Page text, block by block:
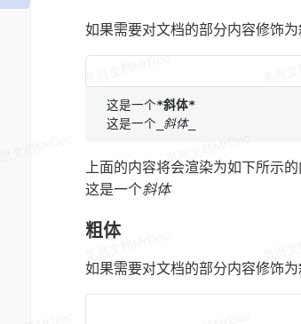
如果需要对文档的部分内容修饰
这是一个*斜体*
这是一个 _斜体_
上面的内容将会渲染为如下所示的
这是一个斜体
粗体
如果需要对文档的部分内容修饰